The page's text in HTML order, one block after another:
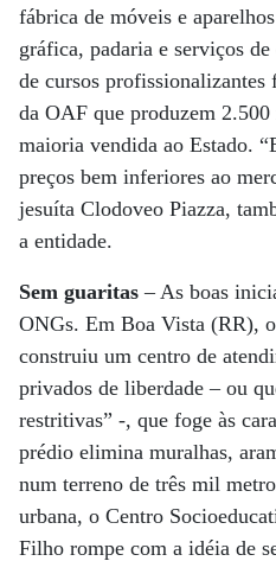
fábrica de móveis e
gráfica, padaria e serviços
de cursos profissionalizantes
da OAF que produzem
maioria vendida ao Estado.
preços bem inferiores ao
jesuíta Clodoveo Piazza,
a entidade.
Sem guaritas– As boas
ONGs. Em Boa Vista (RR),
construiu um centro de
privados de liberdade – ou
restritivas” -, que foge às
prédio elimina muralhas,
num terreno de três mil
urbana, o Centro
Filho rompe com a idéia de